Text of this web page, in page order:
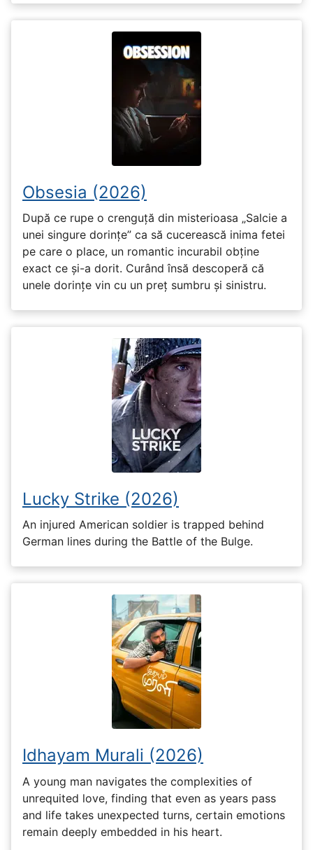
Obsesia (2026)
După ce rupe o crenguță din misterioasa „Salcie a
unei singure dorințe” ca să cucerească inima fetei
pe care o place, un romantic incurabil obține
exact ce și-a dorit. Curând însă descoperă că
unele dorințe vin cu un preț sumbru și sinistru.
Lucky Strike (2026)
An injured American soldier is trapped behind
German lines during the Battle of the Bulge.
Idhayam Murali (2026)
A young man navigates the complexities of
unrequited love, finding that even as years pass
and life takes unexpected turns, certain emotions
remain deeply embedded in his heart.